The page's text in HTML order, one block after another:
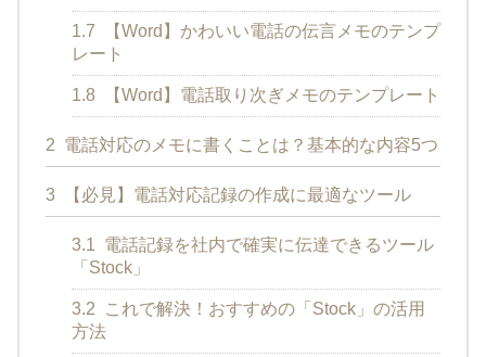
1.7
【Word】かわいい電話の伝言メモのテンプ
レート
1.8 【Word】電話取り次ぎメモのテンプレート
2 電話対応のメモに書くことは？基本的な内容5つ
3 【必見】電話対応記録の作成に最適なツール
3.1 電話記録を社内で確実に伝達できるツール
「Stock」
3.2
これで解決！おすすめの「Stock」の活用
方法